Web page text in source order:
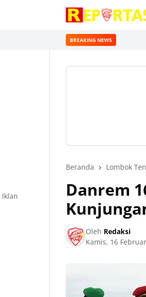
BREAKING NEWS
Beranda Lombok
Danrem
Oleh Redaksi
Kamis, 16
Iklan